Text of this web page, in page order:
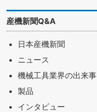
産機新聞Q&A
日本産機新聞
ニュース
機械工具業界の出来事
製品
インタビュー